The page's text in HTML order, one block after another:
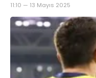
11:10 — 13 Mayıs 2025